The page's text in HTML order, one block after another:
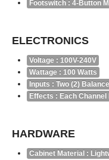
Footswitch : 4-Button
ELECTRONICS
Voltage : 100V-240V
Wattage : 100 Watts
Inputs : Two (2)
Effects : Each
HARDWARE
Cabinet Material :